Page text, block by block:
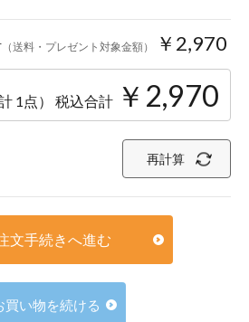
（送料・プレゼント対象金額） ￥2,970
1点） 税込合計 ￥2,970
再計算
文手続きへ進む
買い物を続ける